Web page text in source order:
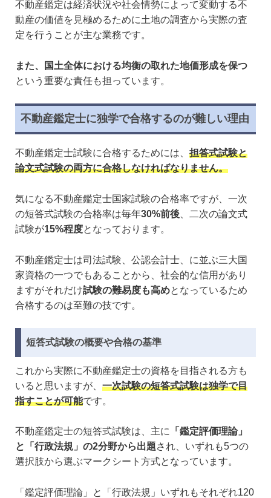
不動産鑑定は経済状況や社会情勢によって変動する不
動産の価値を見極めるために土地の調査から実際の査
定を行うことが主な業務です。
また、国土全体における均衡の取れた地価形成を保つ
という重要な責任も担っています。
不動産鑑定士に独学で合格するのが難しい理由
不動産鑑定士試験に合格するためには、 担答式試験と
論文式試験の両方に合格しなければなりません。
気になる不動産鑑定士国家試験の合格率ですが、一次
の短答式試験の合格率は毎年30%前後 、二次の論文式
試験が15%程度となっております。
不動産鑑定士は司法試験、公認会計士、に並ぶ三大国
家資格の一つでもあることから、社会的な信用があり
ますがそれだけ試験の難易度も高めとなっているため
合格するのは至難の技です。
短答式試験の概要や合格の基準
これから実際に不動産鑑定士の資格を目指される方も
いると思いますが、 一次試験の短答式試験は独学で目
指すことが可能です。
不動産鑑定士の短答式試験は、主に 「鑑定評価理論」
と「行政法規」の2分野から出題され、いずれも5つの
選択肢から選ぶマークシート方式となっています。
「鑑定評価理論」と「行政法規」いずれもそれぞれ120